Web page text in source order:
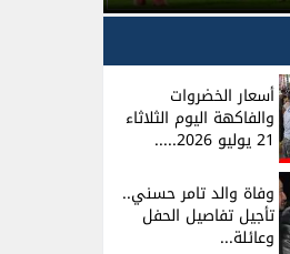
أسعار الخضروات
والفاكهة اليوم الثلاثاء
21 يوليو 2026.....
وفاة والد تامر حسني..
تأجيل تفاصيل الحفل
وعائلة...